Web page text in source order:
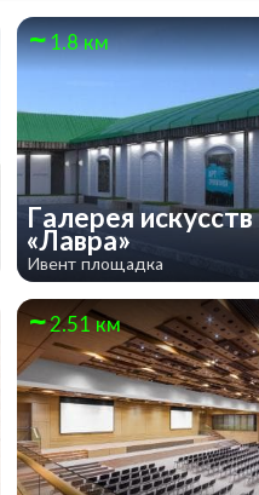
1.8 км
Галерея искусств
«Лавра»
Ивент площадка
2.51 км